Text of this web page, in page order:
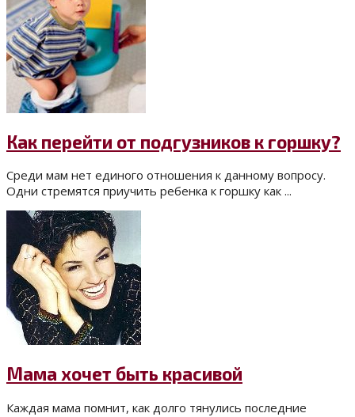
Как перейти от подгузников к горшку?
Среди мам нет единого отношения к данному вопросу.
Одни стремятся приучить ребенка к горшку как ...
Мама хочет быть красивой
Каждая мама помнит, как долго тянулись последние